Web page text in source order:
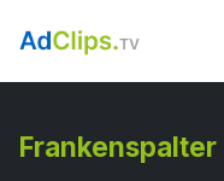
Frankenspalter